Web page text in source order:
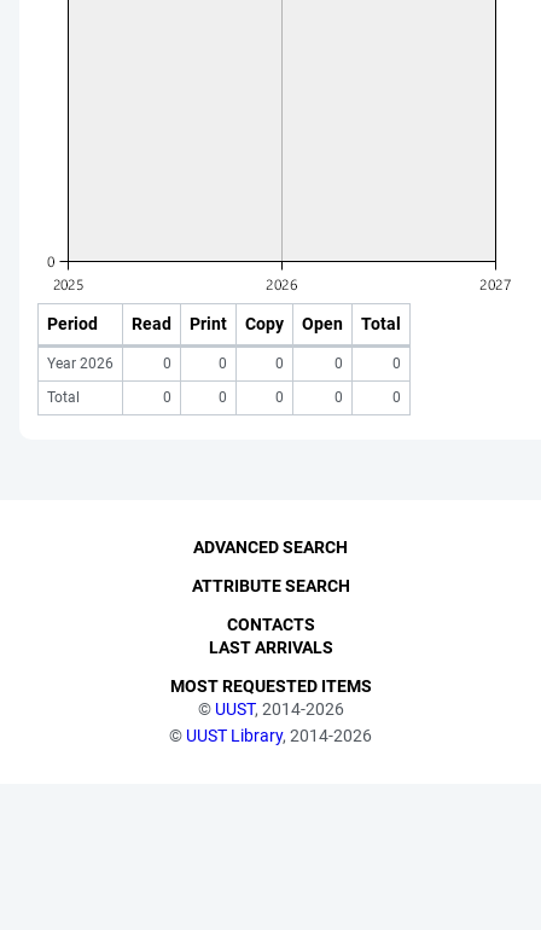
Period Read Print Copy Open Total
Year 2026 0 0 0 0
0
Total
0 0 0 0 0
© UUST, 2014-2026
© UUST Library, 2014-2026
ADVANCED SEARCH
ATTRIBUTE SEARCH
CONTACTS
LAST ARRIVALS
MOST REQUESTED ITEMS